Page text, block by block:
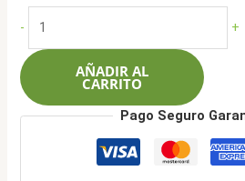
$442.900.
-
205/45R17
88WXL
Advantage
cantidad
+
AÑADIR AL
CARRITO
Pago Seguro